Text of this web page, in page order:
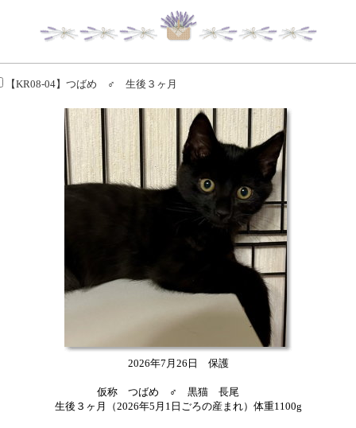
【KR08-04】つばめ ♂ 生後３ヶ月
2026年7月26日 保護
仮称 つばめ ♂ 黒猫 長尾
生後３ヶ月（2026年5月1日ごろの産まれ）体重1100g